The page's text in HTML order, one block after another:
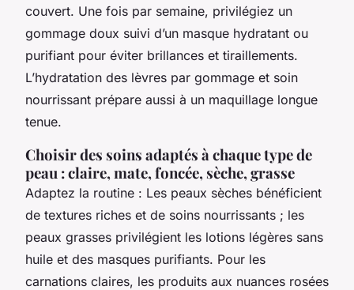
couvert. Une fois par semaine, privilégiez un
gommage doux suivi d’un masque hydratant ou
purifiant pour éviter brillances et tiraillements.
L’hydratation des lèvres par gommage et soin
nourrissant prépare aussi à un maquillage longue
tenue.
Choisir des soins adaptés à chaque type de
peau : claire, mate, foncée, sèche, grasse
Adaptez la routine : Les peaux sèches bénéficient
de textures riches et de soins nourrissants ; les
peaux grasses privilégient les lotions légères sans
huile et des masques purifiants. Pour les
carnations claires, les produits aux nuances rosées